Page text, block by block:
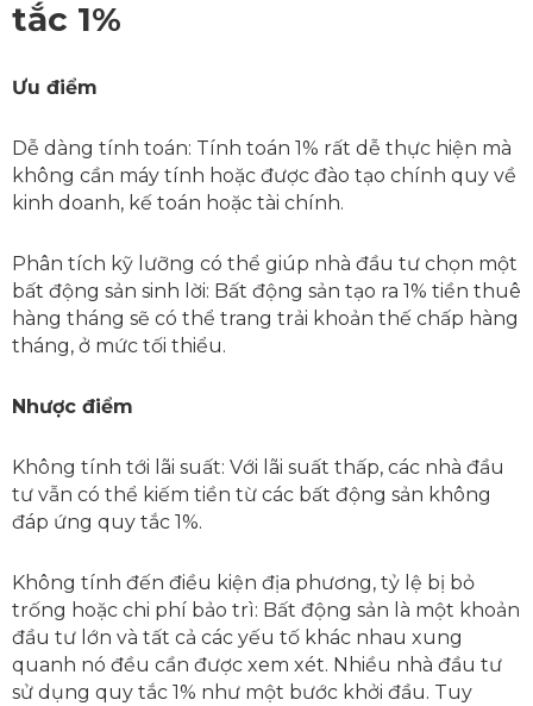
tắc 1%
Ưu điểm
Dễ dàng tính toán: Tính toán 1% rất dễ thực hiện mà
không cần máy tính hoặc được đào tạo chính quy về
kinh doanh, kế toán hoặc tài chính.
Phân tích kỹ lưỡng có thể giúp nhà đầu tư chọn một
bất động sản sinh lời: Bất động sản tạo ra 1% tiền thuê
hàng tháng sẽ có thể trang trải khoản thế chấp hàng
tháng, ở mức tối thiểu.
Nhược điểm
Không tính tới lãi suất: Với lãi suất thấp, các nhà đầu
tư vẫn có thể kiếm tiền từ các bất động sản không
đáp ứng quy tắc 1%.
Không tính đến điều kiện địa phương, tỷ lệ bị bỏ
trống hoặc chi phí bảo trì: Bất động sản là một khoản
đầu tư lớn và tất cả các yếu tố khác nhau xung
quanh nó đều cần được xem xét. Nhiều nhà đầu tư
sử dụng quy tắc 1% như một bước khởi đầu. Tuy